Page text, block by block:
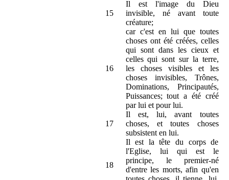
15
Il est l'image du Dieu
invisible, né avant toute
créature;
16
car c'est en lui que toutes
choses ont été créées, celles
qui sont dans les cieux et
celles qui sont sur la terre,
les choses visibles et les
choses invisibles, Trônes,
Dominations, Principautés,
Puissances; tout a été créé
par lui et pour lui.
17
Il est, lui, avant toutes
choses, et toutes choses
subsistent en lui.
18
Il est la tête du corps de
l'Eglise, lui qui est le
principe, le premier-né
d'entre les morts, afin qu'en